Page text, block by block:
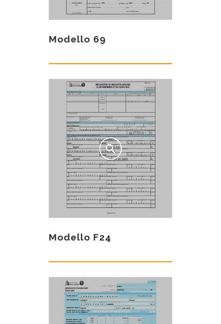
Modello 69
Modello F24